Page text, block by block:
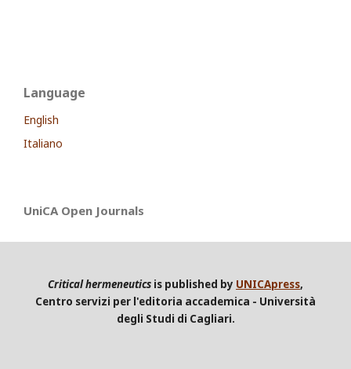
Language
English
Italiano
UniCA Open Journals
Critical hermeneutics is published by UNICApress,
Centro servizi per l'editoria accademica - Università
degli Studi di Cagliari.